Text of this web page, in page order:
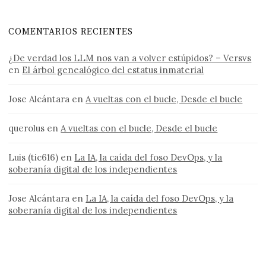
COMENTARIOS RECIENTES
¿De verdad los LLM nos van a volver estúpidos? – Versvs
en El árbol genealógico del estatus inmaterial
Jose Alcántara en A vueltas con el bucle, Desde el bucle
querolus en A vueltas con el bucle, Desde el bucle
Luis (tic616) en La IA, la caída del foso DevOps, y la
soberanía digital de los independientes
Jose Alcántara en La IA, la caída del foso DevOps, y la
soberanía digital de los independientes